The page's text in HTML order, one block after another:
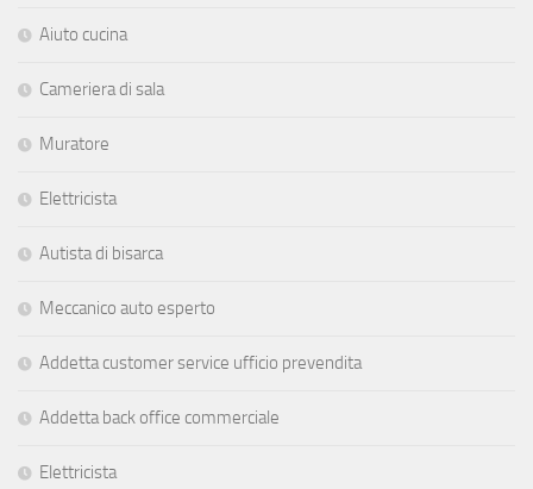
Aiuto cucina
Cameriera di sala
Muratore
Elettricista
Autista di bisarca
Meccanico auto esperto
Addetta customer service ufficio prevendita
Addetta back office commerciale
Elettricista